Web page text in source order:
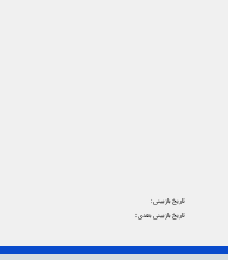
تاریخ بازبینی:
تاریخ بازبینی بعدی: